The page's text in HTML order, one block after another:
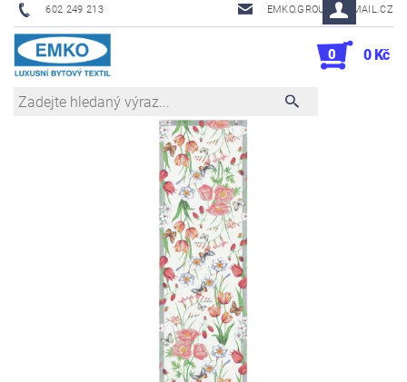
602 249 213 EMKO.GROUSL@EMAIL.CZ
0 0 Kč